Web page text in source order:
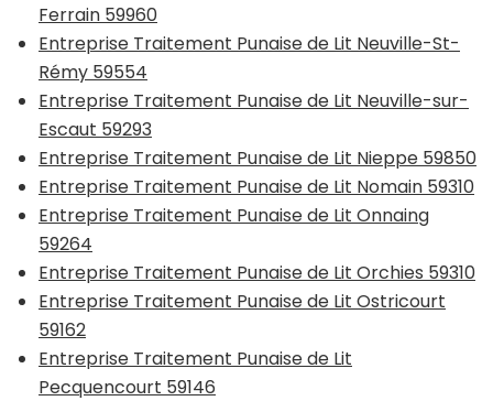
Ferrain 59960
Entreprise Traitement Punaise de Lit Neuville-St-
Rémy 59554
Entreprise Traitement Punaise de Lit Neuville-sur-
Escaut 59293
Entreprise Traitement Punaise de Lit Nieppe 59850
Entreprise Traitement Punaise de Lit Nomain 59310
Entreprise Traitement Punaise de Lit Onnaing
59264
Entreprise Traitement Punaise de Lit Orchies 59310
Entreprise Traitement Punaise de Lit Ostricourt
59162
Entreprise Traitement Punaise de Lit
Pecquencourt 59146